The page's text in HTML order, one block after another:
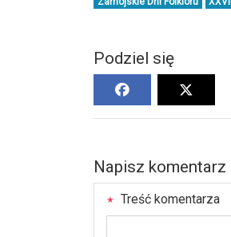
Podziel się
Napisz komentarz
Treść komentarza